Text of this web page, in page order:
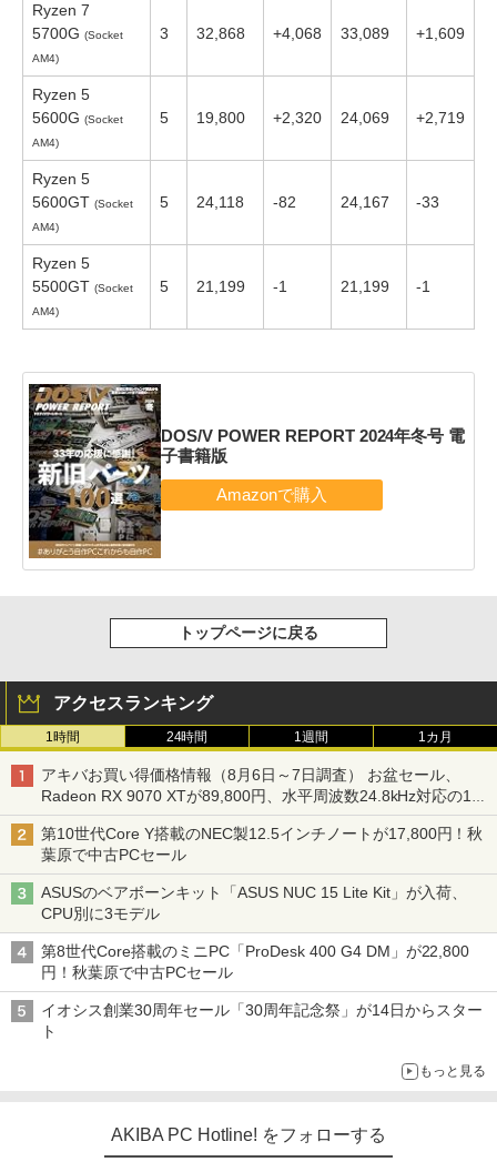
Ryzen 7
5700G (Socket
AM4)
3 32,868 +4,068 33,089 +1,609
Ryzen 5
5600G (Socket
AM4)
5 19,800 +2,320 24,069 +2,719
Ryzen 5
5600GT (Socket
AM4)
5 24,118 -82 24,167 -33
Ryzen 5
5500GT (Socket
AM4)
5 21,199 -1 21,199 -1
DOS/V POWER REPORT 2024年冬号 電
子書籍版
トップページに戻る
アクセスランキング
1時間 24時間 1週間 1カ月
アキバお買い得価格情報（8月6日～7日調査） お盆セール、
Radeon RX 9070 XTが89,800円、水平周波数24.8kHz対応の17
型モニターが9,801円、暑さ指数連動セール ほか
第10世代Core Y搭載のNEC製12.5インチノートが17,800円！秋
葉原で中古PCセール
ASUSのベアボーンキット「ASUS NUC 15 Lite Kit」が入荷、
CPU別に3モデル
第8世代Core搭載のミニPC「ProDesk 400 G4 DM」が22,800
円！秋葉原で中古PCセール
イオシス創業30周年セール「30周年記念祭」が14日からスター
ト
もっと見る
AKIBA PC Hotline! をフォローする